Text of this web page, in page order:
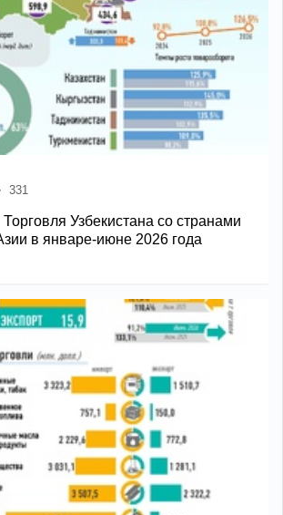
331
Узбекистана со странами
в январе-июне 2026 года